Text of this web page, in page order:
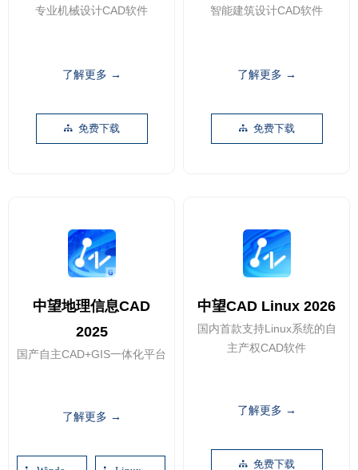
专业机械设计CAD软件
了解更多 →
뀒 免费下载
智能建筑设计CAD软件
了解更多 →
뀒 免费下载
中望地理信息CAD
2025
国产自主CAD+GIS一体化平台
了解更多 →
中望CAD Linux 2026
国内首款支持Linux系统的自
主产权CAD软件
了解更多 →
뀒 免费下载